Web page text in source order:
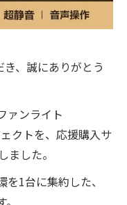
、誠にありがとう
ァンライト
クトを、応援購入サ
した。
1台に集約した、